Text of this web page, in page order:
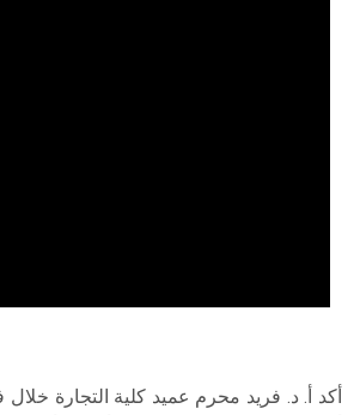
أكد أ. د. فريد محرم عميد كلية التجارة خلال